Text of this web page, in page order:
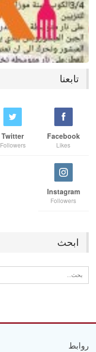
تابعنا
Facebook
Likes
Twitter
Followers
Instagram
Followers
ابحث
روابط